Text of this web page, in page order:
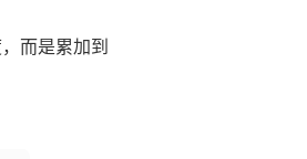
而是累加到